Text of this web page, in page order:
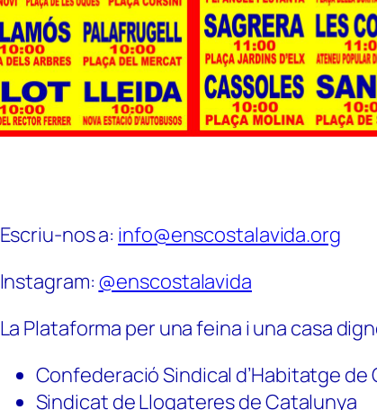
Escriu-nos a: info@enscostalavida.org
Instagram: @enscostalavida
La Plataforma per una feina i una casa
Confederació Sindical d’Habitatge de
Sindicat de Llogateres de Catalunya